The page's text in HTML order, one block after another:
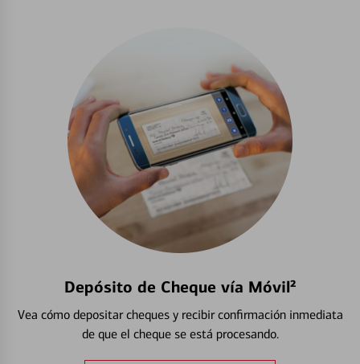
Depósito de Cheque vía Móvil²
Vea cómo depositar cheques y recibir confirmación inmediata
de que el cheque se está procesando.